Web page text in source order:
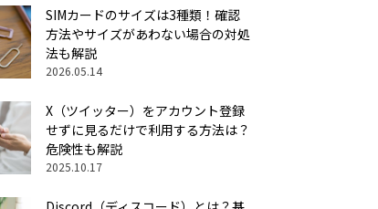
SIMカードのサイズは3種類！確認
方法やサイズがあわない場合の対処
法も解説
2026.05.14
X（ツイッター）をアカウント登録
せずに見るだけで利用する方法は？
危険性も解説
2025.10.17